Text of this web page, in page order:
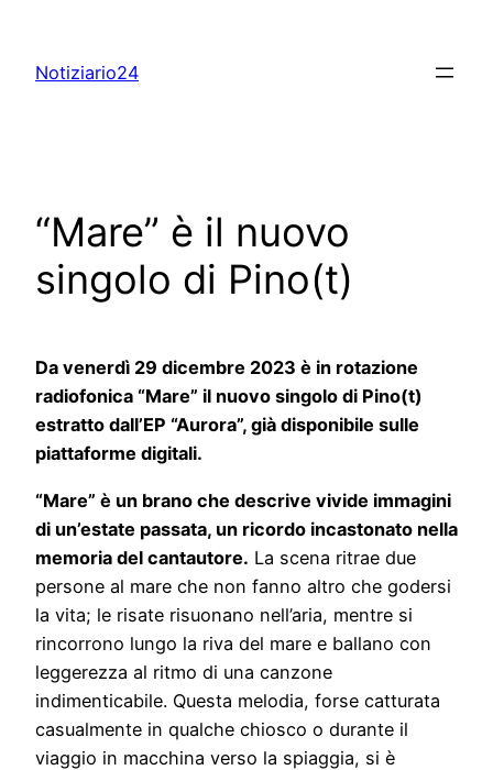
content
Notiziario24
“Mare” è il nuovo
singolo di Pino(t)
Da venerdì 29 dicembre 2023 è in rotazione
radiofonica “Mare” il nuovo singolo di Pino(t)
estratto dall’EP “Aurora”, già disponibile sulle
piattaforme digitali.
“Mare” è un brano che descrive vivide immagini
di un’estate passata, un ricordo incastonato nella
memoria del cantautore. La scena ritrae due
persone al mare che non fanno altro che godersi
la vita; le risate risuonano nell’aria, mentre si
rincorrono lungo la riva del mare e ballano con
leggerezza al ritmo di una canzone
indimenticabile. Questa melodia, forse catturata
casualmente in qualche chiosco o durante il
viaggio in macchina verso la spiaggia, si è